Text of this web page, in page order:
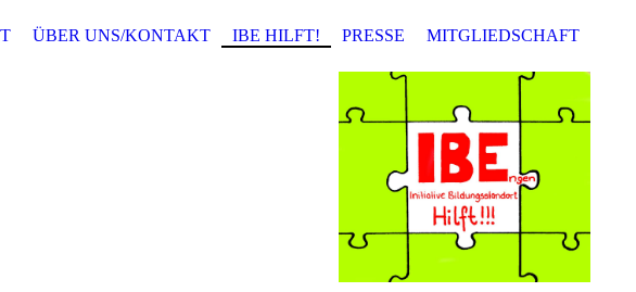
ÜBER UNS/KONTAKT IBE HILFT! PRESSE MITGLIEDSCHAFT